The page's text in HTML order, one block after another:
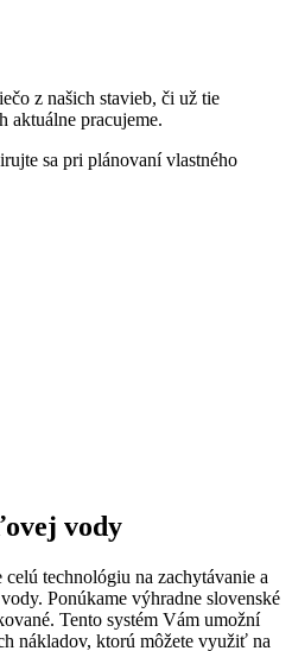
z našich stavieb, či už tie
aktuálne pracujeme.
sa pri plánovaní vlastného
vody
technológiu na zachytávanie a
Ponúkame výhradne slovenské
Tento systém Vám umožní
nákladov, ktorú môžete využiť na